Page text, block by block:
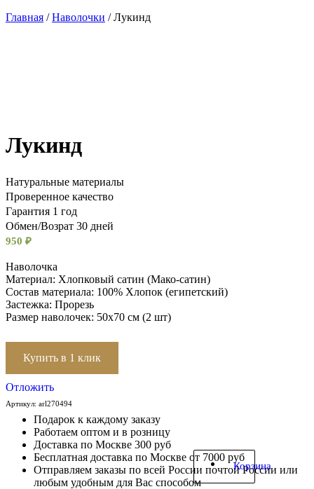
Корзина
Главная /Наволочки / Лукинд
Лукинд
Натуральные материалы
Проверенное качество
Гарантия 1 год
Обмен/Возрат 30 дней
950 ₽
Наволочка
Материал: Хлопковый сатин (Мако-сатин)
Состав материала: 100% Хлопок (египетский)
Застежка: Прорезь
Размер наволочек: 50х70 см (2 шт)
Купить в 1 клик
Отложить
Артикул: arl270494
Подарок к каждому заказу
Работаем оптом и в розницу
Доставка по Москве 300 руб
Бесплатная доставка по Москве от 7000 руб
Отправляем заказы по всей России почтой России или
любым удобным для Вас способом